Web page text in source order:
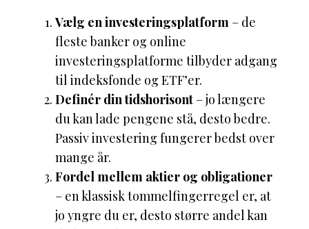
Vælg en investeringsplatform – de
fleste banker og online
investeringsplatforme tilbyder adgang
til indeksfonde og ETF’er.
Definér din tidshorisont – jo længere
du kan lade pengene stå, desto bedre.
Passiv investering fungerer bedst over
mange år.
Fordel mellem aktier og obligationer
– en klassisk tommelfingerregel er, at
jo yngre du er, desto større andel kan